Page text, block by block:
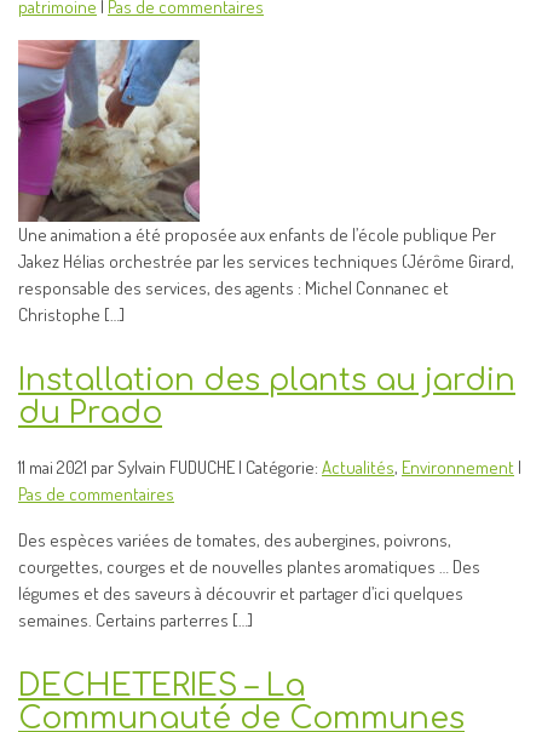
patrimoine | Pas de commentaires
Une animation a été proposée aux enfants de l’école publique Per
Jakez Hélias orchestrée par les services techniques (Jérôme Girard,
responsable des services, des agents : Michel Connanec et
Christophe […]
Installation des plants au jardin
du Prado
11 mai 2021 par Sylvain FUDUCHE | Catégorie: Actualités, Environnement |
Pas de commentaires
Des espèces variées de tomates, des aubergines, poivrons,
courgettes, courges et de nouvelles plantes aromatiques … Des
légumes et des saveurs à découvrir et partager d’ici quelques
semaines. Certains parterres […]
DECHETERIES – La
Communauté de Communes